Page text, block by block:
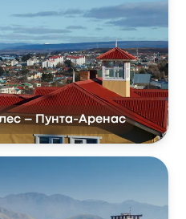
– Пунта-Аренас